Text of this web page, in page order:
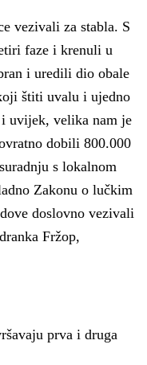
vezivali za stabla. S
faze i krenuli u
i uredili dio obale
štiti uvalu i ujedno
uvijek, velika nam je
dobili 800.000
s lokalnom
Zakonu o lučkim
doslovno vezivali
Fržop,
prva i druga